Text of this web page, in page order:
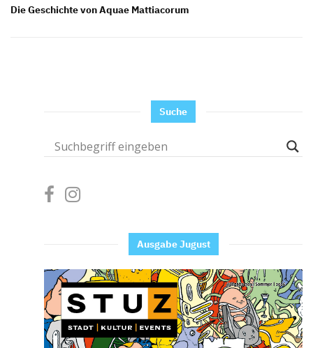
Die Geschichte von Aquae Mattiacorum
Suche
Ausgabe Jugust